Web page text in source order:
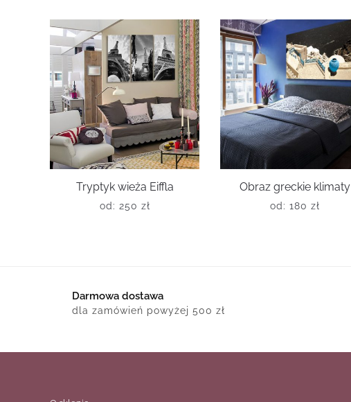
Tryptyk wieża Eiffla
od: 250 zł
Obraz greckie klimaty
od: 180 zł
Darmowa dostawa
dla zamówień powyżej 500 zł